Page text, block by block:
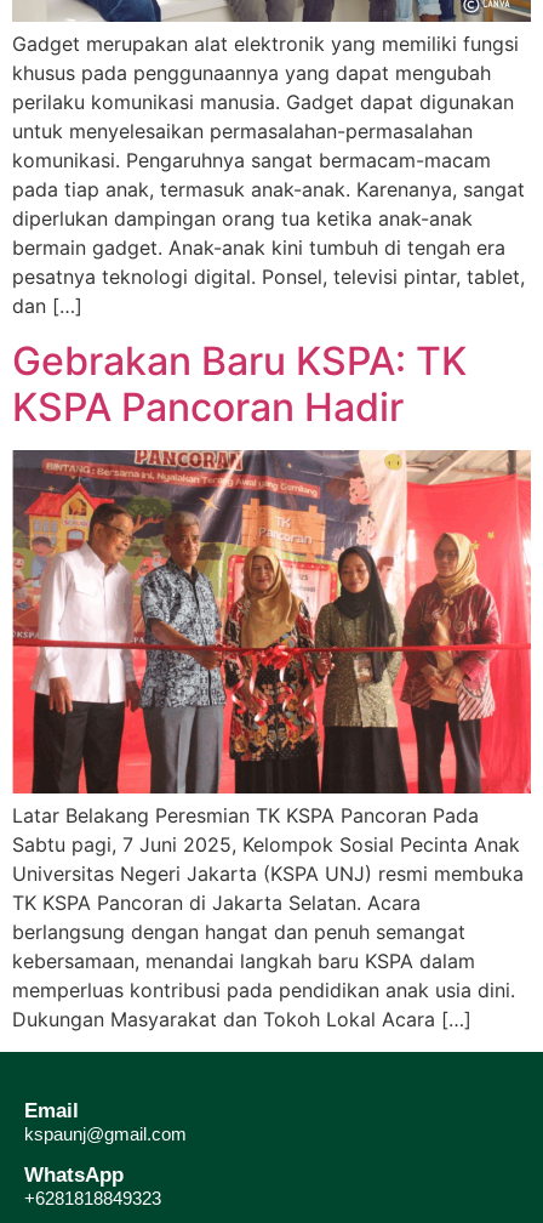
Gadget merupakan alat elektronik yang memiliki fungsi
khusus pada penggunaannya yang dapat mengubah
perilaku komunikasi manusia. Gadget dapat digunakan
untuk menyelesaikan permasalahan-permasalahan
komunikasi. Pengaruhnya sangat bermacam-macam
pada tiap anak, termasuk anak-anak. Karenanya, sangat
diperlukan dampingan orang tua ketika anak-anak
bermain gadget. Anak-anak kini tumbuh di tengah era
pesatnya teknologi digital. Ponsel, televisi pintar, tablet,
dan […]
Gebrakan Baru KSPA: TK
KSPA Pancoran Hadir
Latar Belakang Peresmian TK KSPA Pancoran Pada
Sabtu pagi, 7 Juni 2025, Kelompok Sosial Pecinta Anak
Universitas Negeri Jakarta (KSPA UNJ) resmi membuka
TK KSPA Pancoran di Jakarta Selatan. Acara
berlangsung dengan hangat dan penuh semangat
kebersamaan, menandai langkah baru KSPA dalam
memperluas kontribusi pada pendidikan anak usia dini.
Dukungan Masyarakat dan Tokoh Lokal Acara […]
Email
kspaunj@gmail.com
WhatsApp
+6281818849323